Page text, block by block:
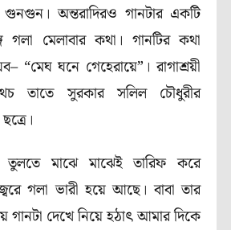
অন্তরাদিরও গানটার একটি
গলা মেলাবার কথা। গানটির কথা
“মেঘ ঘনে গেহেরায়ে”। রাগাশ্রয়ী
তাতে সুরকার সলিল চৌধুরীর
তুলতে মাঝে মাঝেই তারিফ করে
গলা ভারী হয়ে আছে। বাবা তার
গানটা দেখে নিয়ে হঠাৎ আমার দিকে